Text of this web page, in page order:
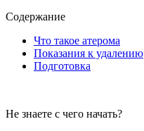
Содержание
Что такое атерома
Показания к удалению
Подготовка
Не знаете с чего начать?